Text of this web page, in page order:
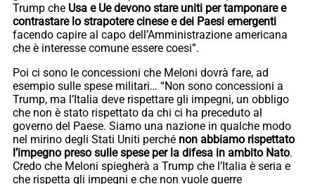
Trump che Usa e Ue devono stare uniti per tamponare e
contrastare lo strapotere cinese e dei Paesi emergenti
facendo capire al capo dell’Amministrazione americana
che è interesse comune essere coesi”.
Poi ci sono le concessioni che Meloni dovrà fare, ad
esempio sulle spese militari… “Non sono concessioni a
Trump, ma l’Italia deve rispettare gli impegni, un obbligo
che non è stato rispettato da chi ci ha preceduto al
governo del Paese. Siamo una nazione in qualche modo
nel mirino degli Stati Uniti perché non abbiamo rispettato
l’impegno preso sulle spese per la difesa in ambito Nato.
Credo che Meloni spiegherà a Trump che l’Italia è seria e
che rispetta gli impegni e che non vuole guerre